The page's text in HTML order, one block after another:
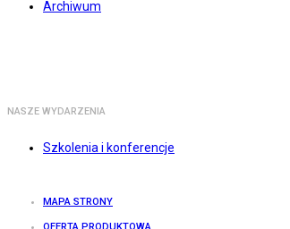
Archiwum
NASZE WYDARZENIA
Szkolenia i konferencje
MAPA STRONY